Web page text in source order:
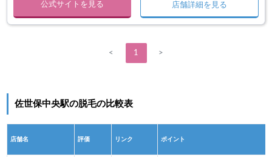
公式サイトを見る 店舗詳細を見る
< 1 >
佐世保中央駅の脱毛の比較表
店舗名 評価 リンク ポイント